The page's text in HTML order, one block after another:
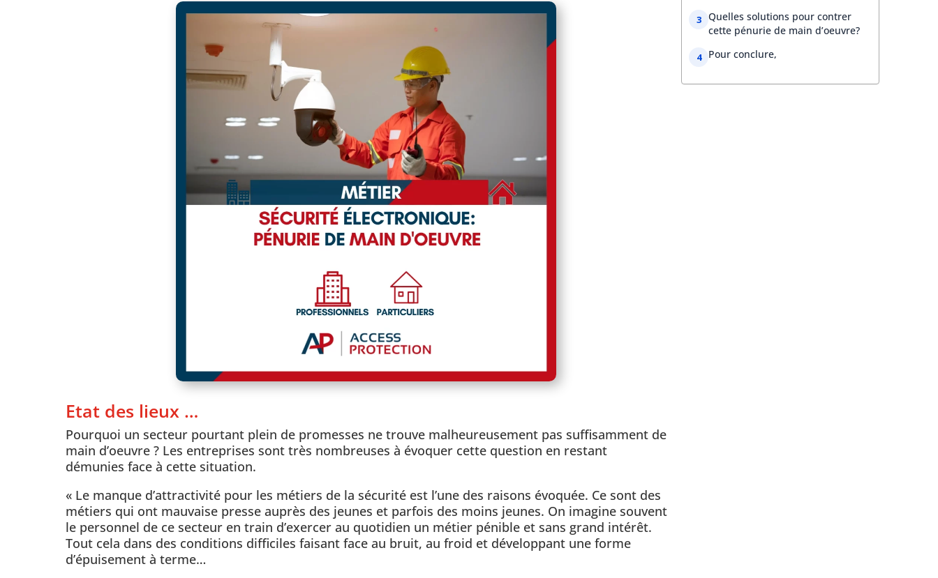
Etat des lieux …
Pourquoi un secteur pourtant plein de promesses ne trouve malheureusement pas suffisamment de
main d’oeuvre ? Les entreprises sont très nombreuses à évoquer cette question en restant
démunies face à cette situation.
« Le manque d’attractivité pour les métiers de la sécurité est l’une des raisons évoquée. Ce sont des
métiers qui ont mauvaise presse auprès des jeunes et parfois des moins jeunes. On imagine souvent
le personnel de ce secteur en train d’exercer au quotidien un métier pénible et sans grand intérêt.
Tout cela dans des conditions difficiles faisant face au bruit, au froid et développant une forme
d’épuisement à terme…
Quelles solutions pour contrer
cette pénurie de main d’oeuvre?
Pour conclure,